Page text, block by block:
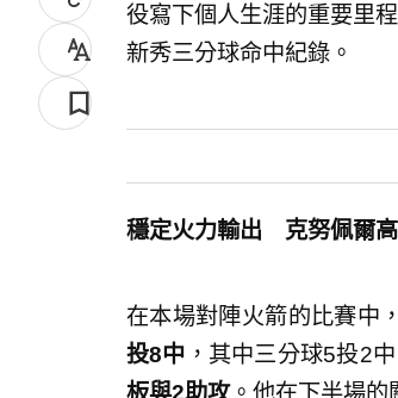
役寫下個人生涯的重要里
新秀三分球命中紀錄。
穩定火力輸出 克努佩爾
在本場對陣火箭的比賽中
投8中 ，其中三分球5投2
板與2助攻。他在下半場的